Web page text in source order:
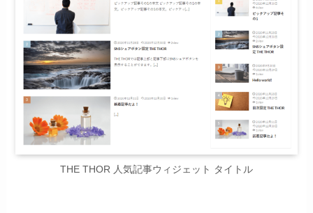
THE THOR 人気記事ウィジェット タイトル